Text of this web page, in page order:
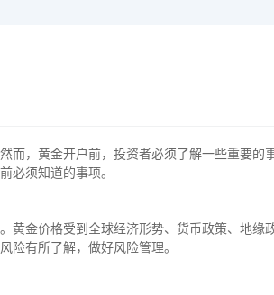
而，黄金开户前，投资者必须了解一些重要的
前必须知道的事项。
黄金价格受到全球经济形势、货币政策、地缘
险有所了解，做好风险管理。